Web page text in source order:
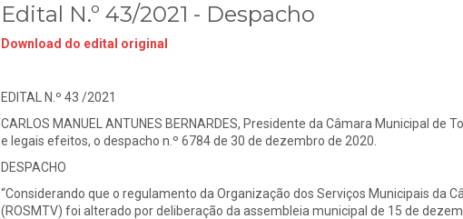
Edital N.º 43/2021 - Despacho
Download do edital original
EDITAL N.º 43 /2021
CARLOS MANUEL ANTUNES BERNARDES, Presidente da Câmara Municipal de
e legais efeitos, o despacho n.º 6784 de 30 de dezembro de 2020.
DESPACHO
“Considerando que o regulamento da Organização dos Serviços Municipais da
(ROSMTV) foi alterado por deliberação da assembleia municipal de 15 de